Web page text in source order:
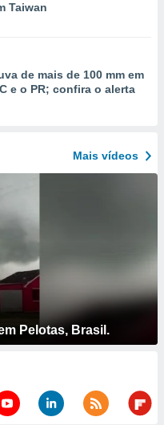
Taiwan
de mais de 100 mm em
e o PR; confira o alerta
Mais vídeos
Pelotas, Brasil.